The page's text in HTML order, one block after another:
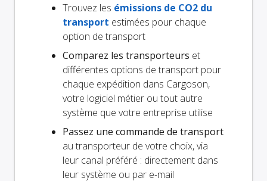
Trouvez les émissions de CO2 du
transport estimées pour chaque
option de transport
Comparez les transporteurs et
différentes options de transport pour
chaque expédition dans Cargoson,
votre logiciel métier ou tout autre
système que votre entreprise utilise
Passez une commande de transport
au transporteur de votre choix, via
leur canal préféré : directement dans
leur système ou par e-mail